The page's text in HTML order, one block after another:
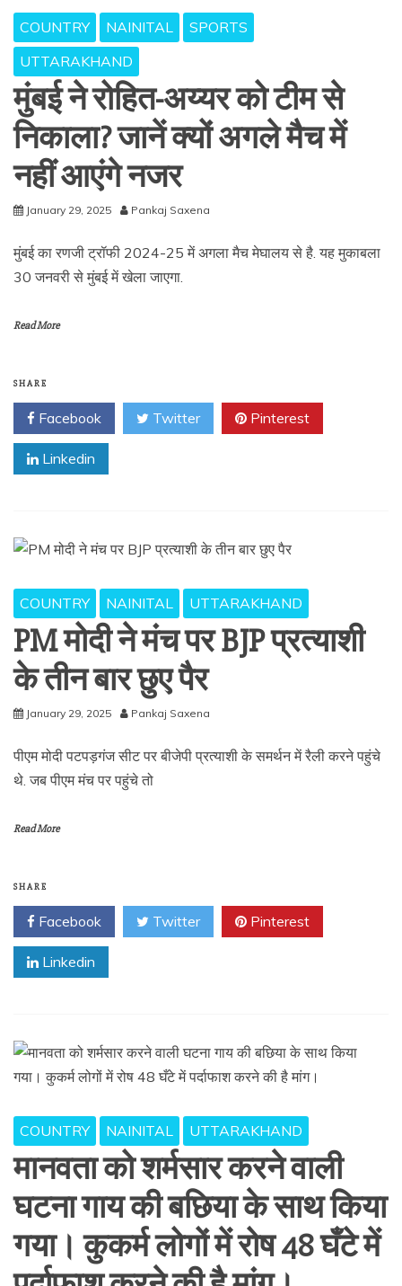
COUNTRY NAINITAL
SPORTS
UTTARAKHAND
मुंबई ने रोहित-अय्यर को टीम से
निकाला? जानें क्यों अगले मैच में
नहीं आएंगे नजर
January 29, 2025 Pankaj Saxena
मुंबई का रणजी ट्रॉफी 2024-25 में अगला मैच मेघालय से है. यह मुकाबला
30 जनवरी से मुंबई में खेला जाएगा.
Read More
SHARE
Facebook Twitter Pinterest
Linkedin
COUNTRY NAINITAL UTTARAKHAND
PM मोदी ने मंच पर BJP प्रत्याशी
के तीन बार छुए पैर
January 29, 2025 Pankaj Saxena
पीएम मोदी पटपड़गंज सीट पर बीजेपी प्रत्याशी के समर्थन में रैली करने पहुंचे
थे. जब पीएम मंच पर पहुंचे तो
Read More
SHARE
Facebook Twitter Pinterest
Linkedin
COUNTRY NAINITAL UTTARAKHAND
मानवता को शर्मसार करने वाली
घटना गाय की बछिया के साथ किया
गया। कुकर्म लोगों में रोष 48 घँटे में